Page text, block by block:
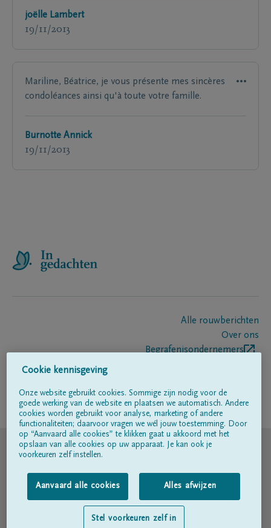
joëlle Lambert
19/11/2013
Mariline, Béatrice, je vous présente mes sincères
condoléances ainsi qu'à toute votre famille.
Burnotte Annick
19/11/2013
Alle rouwberichten
Over ons
Begrafenisondernemers
Volg ons op
© DELA
Gebruiksvoorwaarden
Privacyverklaring
Toegankelijkheidsverklaring
Cookie kennisgeving
Onze website gebruikt cookies. Sommige zijn nodig voor de
goede werking van de website en plaatsen we automatisch. Andere
cookies worden gebruikt voor analyse, marketing of andere
functionaliteiten; daarvoor vragen we wél jouw toestemming. Door
op “Aanvaard alle cookies” te klikken gaat u akkoord met het
opslaan van alle cookies op uw apparaat. Je kan ook je
voorkeuren zelf instellen.
Aanvaard alle cookies Alles afwijzen
Stel voorkeuren zelf in